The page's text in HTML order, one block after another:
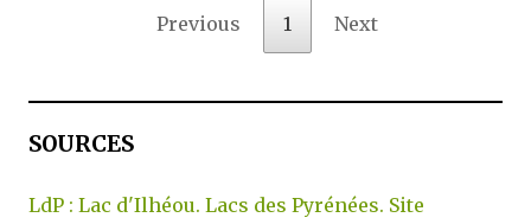
Previous 1 Next
SOURCES
LdP : Lac d'Ilhéou. Lacs des Pyrénées. Site